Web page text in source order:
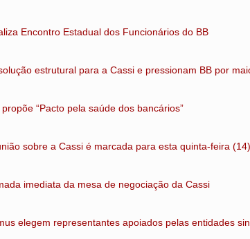
Encontro Estadual dos Funcionários do BB
estrutural para a Cassi e pressionam BB por
“Pacto pela saúde dos bancários”
sobre a Cassi é marcada para esta quinta-feira (14)
imediata da mesa de negociação da Cassi
elegem representantes apoiados pelas entidades